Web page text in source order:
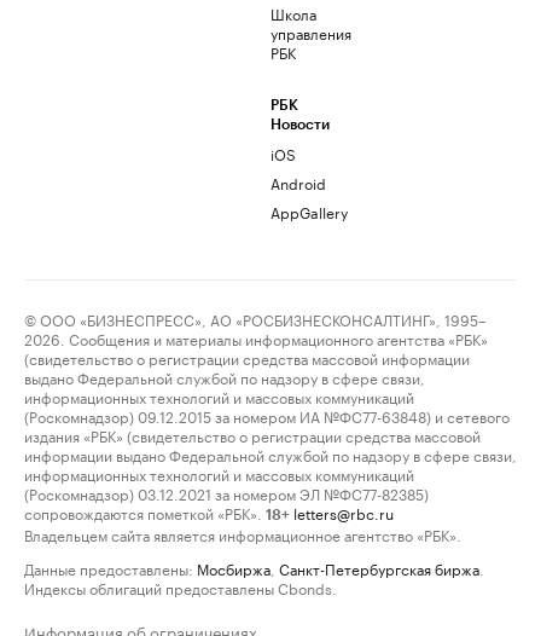
Школа
управления
РБК
РБК
Новости
iOS
Android
AppGallery
© ООО «БИЗНЕСПРЕСС», АО «РОСБИЗНЕСКОНСАЛТИНГ», 1995–
2026. Сообщения и материалы информационного агентства «РБК»
(свидетельство о регистрации средства массовой информации
выдано Федеральной службой по надзору в сфере связи,
информационных технологий и массовых коммуникаций
(Роскомнадзор) 09.12.2015 за номером ИА №ФС77-63848) и сетевого
издания «РБК» (свидетельство о регистрации средства массовой
информации выдано Федеральной службой по надзору в сфере связи,
информационных технологий и массовых коммуникаций
(Роскомнадзор) 03.12.2021 за номером ЭЛ №ФС77-82385)
сопровождаются пометкой «РБК».
18+ letters@rbc.ru
Владельцем сайта является информационное агентство «РБК».
Данные предоставлены: Мосбиржа Санкт-Петербургская биржа
Индексы облигаций предоставлены Cbonds.